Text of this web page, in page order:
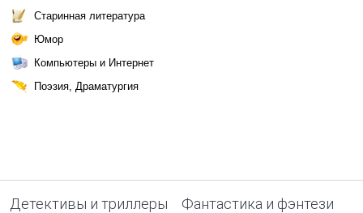
Старинная литература
Юмор
Компьютеры и Интернет
Поэзия, Драматургия
Детективы и триллеры Фантастика и фэнтези